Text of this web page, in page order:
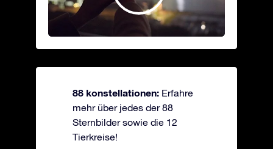
88 konstellationen: Erfahre
mehr über jedes der 88
Sternbilder sowie die 12
Tierkreise!